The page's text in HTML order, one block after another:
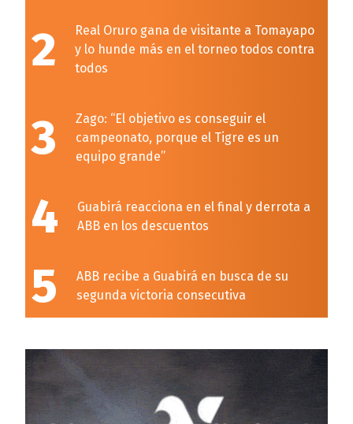
2
Real Oruro gana de visitante a Tomayapo
y lo hunde más en el torneo todos contra
todos
3
Zago: “El objetivo es conseguir el
campeonato, porque el Tigre es un
equipo grande”
4
Guabirá reacciona en el final y derrota a
ABB en los descuentos
5
ABB recibe a Guabirá en busca de su
segunda victoria consecutiva